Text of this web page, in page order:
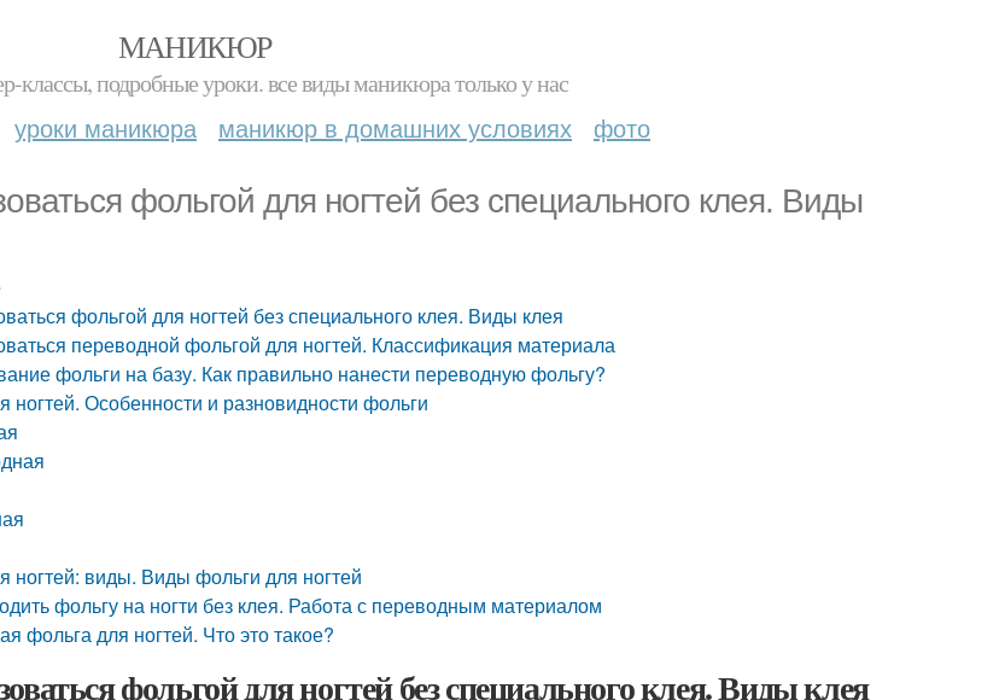
МАНИКЮР
классы, подробные уроки. все виды маникюра только у нас
уроки маникюра маникюр в домашних условиях фото
фольгой для ногтей без специального клея. Виды
фольгой для ногтей без специального клея. Виды клея
переводной фольгой для ногтей. Классификация материала
фольги на базу. Как правильно нанести переводную фольгу?
ногтей. Особенности и разновидности фольги
ногтей: виды. Виды фольги для ногтей
фольгу на ногти без клея. Работа с переводным материалом
фольга для ногтей. Что это такое?
фольгой для ногтей без специального клея. Виды клея